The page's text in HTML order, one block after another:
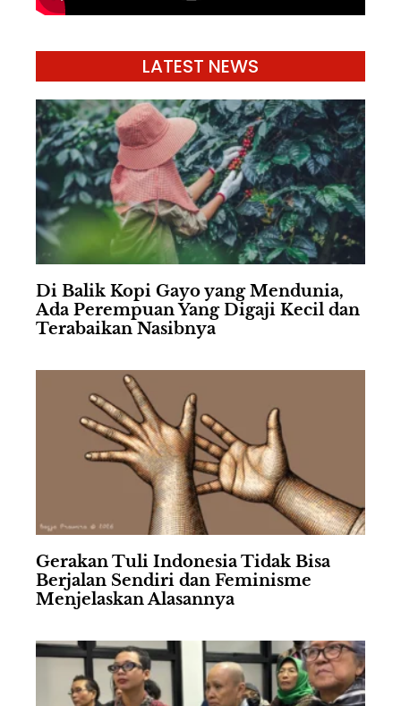
LATEST NEWS
Di Balik Kopi Gayo yang Mendunia,
Ada Perempuan Yang Digaji Kecil dan
Terabaikan Nasibnya
Gerakan Tuli Indonesia Tidak Bisa
Berjalan Sendiri dan Feminisme
Menjelaskan Alasannya